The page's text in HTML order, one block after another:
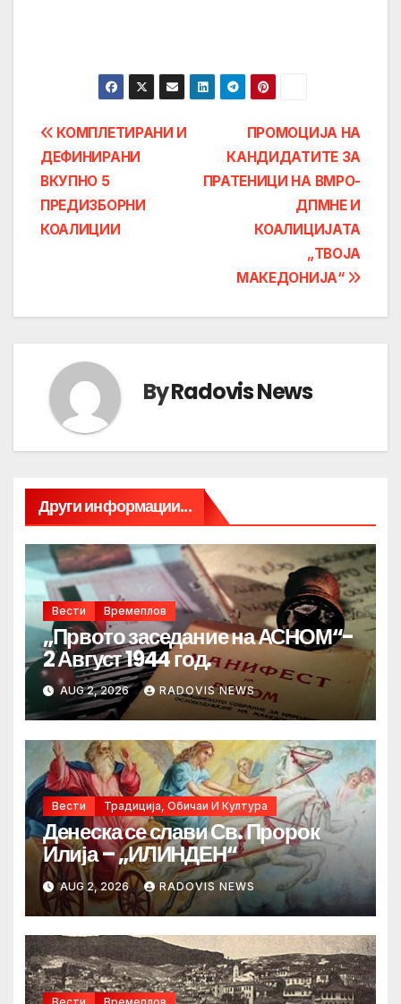
Post
navigation
ПРОМОЦИЈА НА
КАНДИДАТИТЕ ЗА
ПРАТЕНИЦИ НА ВМРО-
ДПМНЕ И
КОАЛИЦИЈАТА
„ТВОЈА
МАКЕДОНИЈА“
КОМПЛЕТИРАНИ И
ДЕФИНИРАНИ
ВКУПНО 5
ПРЕДИЗБОРНИ
КОАЛИЦИИ
ByRadovis News
Други информации...
Вести Времеплов
„Првото заседание на АСНОМ“-
2 Август 1944 год.
AUG 2, 2026 RADOVIS NEWS
Вести Традиција, Обичаи И Култура
Денеска се слави Св. Пророк
Илија – „ИЛИНДЕН“
AUG 2, 2026 RADOVIS NEWS